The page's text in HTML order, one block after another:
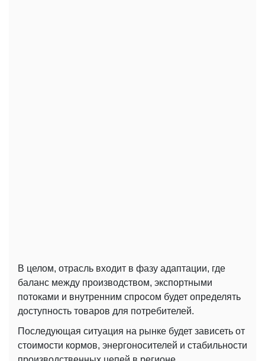
В целом, отрасль входит в фазу адаптации, где
баланс между производством, экспортными
потоками и внутренним спросом будет определять
доступность товаров для потребителей.
Последующая ситуация на рынке будет зависеть от
стоимости кормов, энергоносителей и стабильности